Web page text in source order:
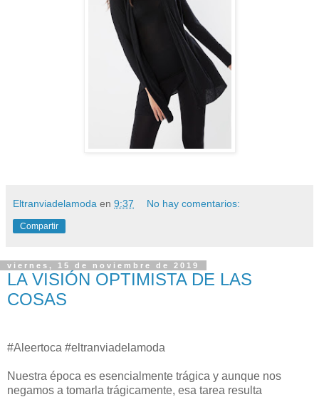
Eltranviadelamoda en 9:37 No hay comentarios:
Compartir
viernes, 15 de noviembre de 2019
LA VISIÓN OPTIMISTA DE LAS
COSAS
#Aleertoca #eltranviadelamoda
Nuestra época es esencialmente trágica y aunque nos
negamos a tomarla trágicamente, esa tarea resulta